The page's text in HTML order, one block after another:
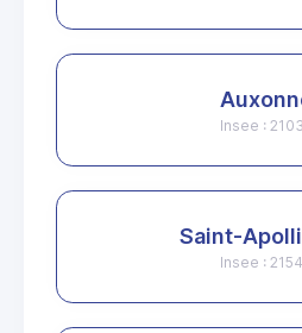
Insee :
Saint-
Insee :